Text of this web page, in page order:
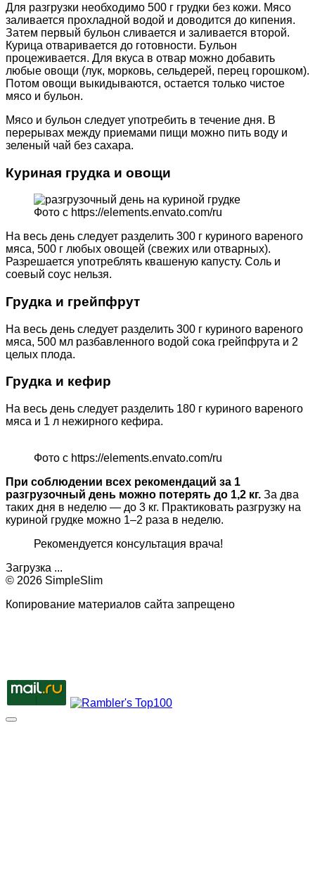
Для разгрузки необходимо 500 г грудки без кожи. Мясо
заливается прохладной водой и доводится до кипения.
Затем первый бульон сливается и заливается второй.
Курица отваривается до готовности. Бульон
процеживается. Для вкуса в отвар можно добавить
любые овощи (лук, морковь, сельдерей, перец горошком).
Потом овощи выкидываются, остается только чистое
мясо и бульон.
Мясо и бульон следует употребить в течение дня. В
перерывах между приемами пищи можно пить воду и
зеленый чай без сахара.
Куриная грудка и овощи
Фото с https://elements.envato.com/ru
На весь день следует разделить 300 г куриного вареного
мяса, 500 г любых овощей (свежих или отварных).
Разрешается употреблять квашеную капусту. Соль и
соевый соус нельзя.
Грудка и грейпфрут
На весь день следует разделить 300 г куриного вареного
мяса, 500 мл разбавленного водой сока грейпфрута и 2
целых плода.
Грудка и кефир
На весь день следует разделить 180 г куриного вареного
мяса и 1 л нежирного кефира.
Фото с https://elements.envato.com/ru
При соблюдении всех рекомендаций за 1
разгрузочный день можно потерять до 1,2 кг. За два
таких дня в неделю — до 3 кг. Практиковать разгрузку на
куриной грудке можно 1–2 раза в неделю.
Рекомендуется консультация врача!
Загрузка ...
© 2026 SimpleSlim
Копирование материалов сайта запрещено